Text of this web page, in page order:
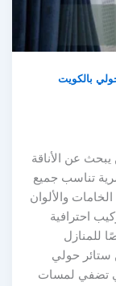
بالكويت
عن الأناقة
تناسب جميع
والألوان
احترافية
مقدمة عن ستائر حولي
تضفي لمسات